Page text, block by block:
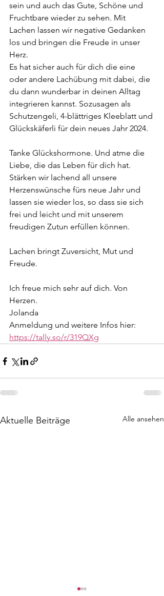
sein und auch das Gute, Schöne und
Fruchtbare wieder zu sehen. Mit
Lachen lassen wir negative Gedanken
los und bringen die Freude in unser
Herz.
Es hat sicher auch für dich die eine
oder andere Lachübung mit dabei, die
du dann wunderbar in deinen Alltag
integrieren kannst. Sozusagen als
Schutzengeli, 4-blättriges Kleeblatt und
Glückskäferli für dein neues Jahr 2024.
Tanke Glückshormone. Und atme die
Liebe, die das Leben für dich hat.
Stärken wir lachend all unsere
Herzenswünsche fürs neue Jahr und
lassen sie wieder los, so dass sie sich
frei und leicht und mit unserem
freudigen Zutun erfüllen können.
Lachen bringt Zuversicht, Mut und
Freude.
Ich freue mich sehr auf dich. Von
Herzen.
Jolanda
Anmeldung und weitere Infos hier:
https://tally.so/r/319QXg
Aktuelle Beiträge Alle ansehen